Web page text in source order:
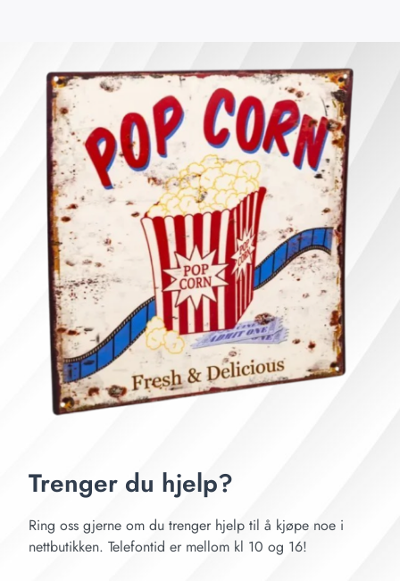
Trenger du hjelp?
Ring oss gjerne om du trenger hjelp til å kjøpe noe i
nettbutikken. Telefontid er mellom kl 10 og 16!